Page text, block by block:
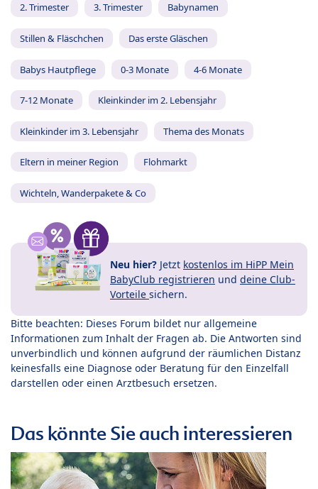
2. Trimester 3. Trimester Babynamen
Stillen & Fläschchen Das erste Gläschen
Babys Hautpflege 0-3 Monate 4-6 Monate
7-12 Monate Kleinkinder im 2. Lebensjahr
Kleinkinder im 3. Lebensjahr Thema des Monats
Eltern in meiner Region Flohmarkt
Wichteln, Wanderpakete & Co
Neu hier? Jetzt kostenlos im HiPP Mein
BabyClub registrieren und deine Club-
Vorteile sichern.
Bitte beachten: Dieses Forum bildet nur allgemeine
Informationen zum Inhalt der Fragen ab. Die Antworten sind
unverbindlich und können aufgrund der räumlichen Distanz
keinesfalls eine Diagnose oder Beratung für den Einzelfall
darstellen oder einen Arztbesuch ersetzen.
Das könnte Sie auch interessieren